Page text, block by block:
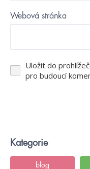
Webová stránka
Uložit do
pro budoucí
Kategorie
blog